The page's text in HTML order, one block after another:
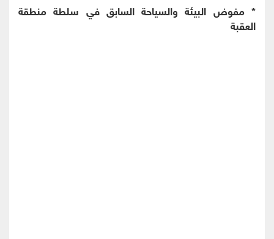
* مفوض البيئة والسياحة السابق في سلطة منطقة
العقبة